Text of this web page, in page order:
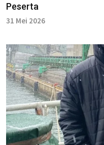
Peserta
31 Mei 2026